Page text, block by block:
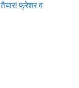
तैयार! फ्रेशर व